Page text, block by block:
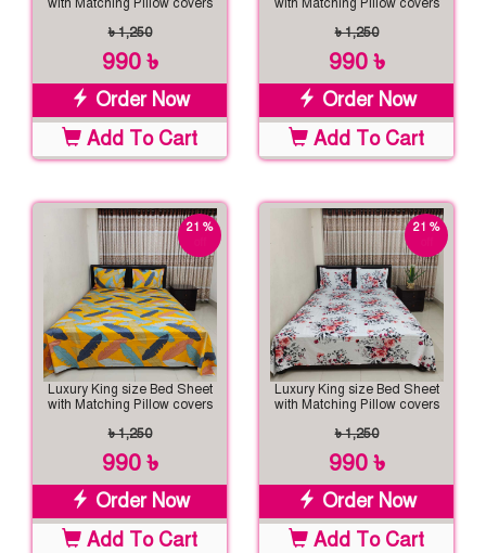
with Matching Pillow covers
৳ 1,250
990 ৳
Order Now
Add To Cart
with Matching Pillow covers
৳ 1,250
990 ৳
Order Now
Add To Cart
21 %
Luxury King size Bed Sheet
with Matching Pillow covers
৳ 1,250
990 ৳
Order Now
Add To Cart
21 %
Luxury King size Bed Sheet
with Matching Pillow covers
৳ 1,250
990 ৳
Order Now
Add To Cart